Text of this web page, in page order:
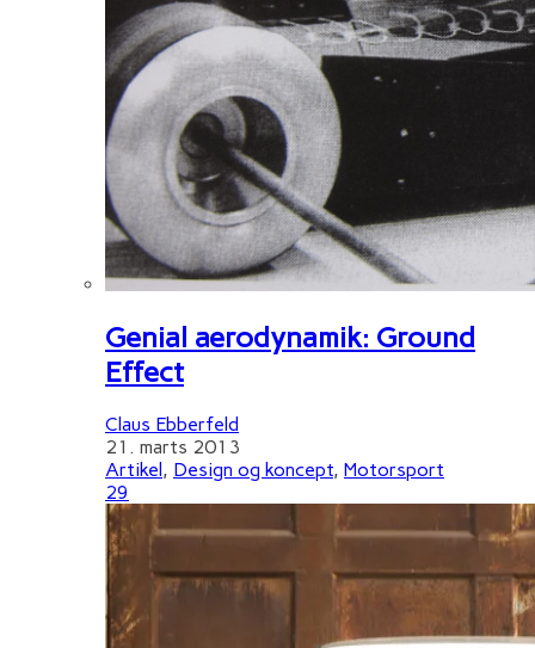
Genial aerodynamik: Ground
Effect
Claus Ebberfeld
21. marts 2013
Artikel, Design og koncept, Motorsport
29